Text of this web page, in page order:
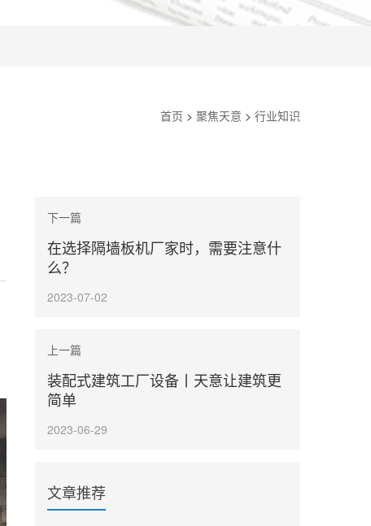
首页 > 聚焦天意 > 行业知识
下一篇
在选择隔墙板机厂家时，需要注意什
么？
2023-07-02
上一篇
装配式建筑工厂设备丨天意让建筑更
简单
2023-06-29
文章推荐